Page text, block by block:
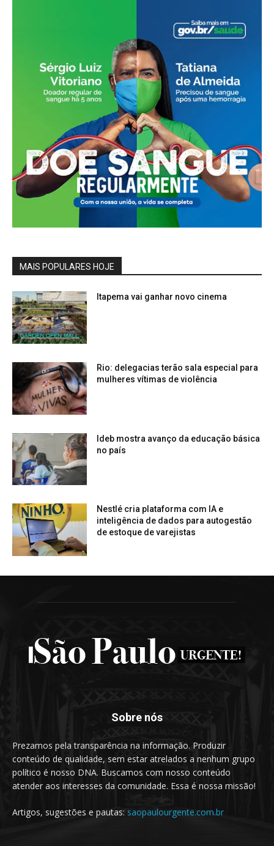
MAIS POPULARES HOJE
Itapema vai ganhar novo cinema
Rio: delegacias terão sala especial para
mulheres vítimas de violência
Ideb mostra avanço da educação básica
no país
Nestlé cria plataforma com IA e
inteligência de dados para autogestão
de estoque de varejistas
Sobre nós
Prezamos pela transparência na informação. Produzir
conteúdo de qualidade, sem estar atrelados a nenhum grupo
político é nosso DNA. Buscamos com nosso conteúdo
atender aos interesses da comunidade. Essa é nossa missão!
Artigos, sugestões e pautas: saopaulourgente.com.br